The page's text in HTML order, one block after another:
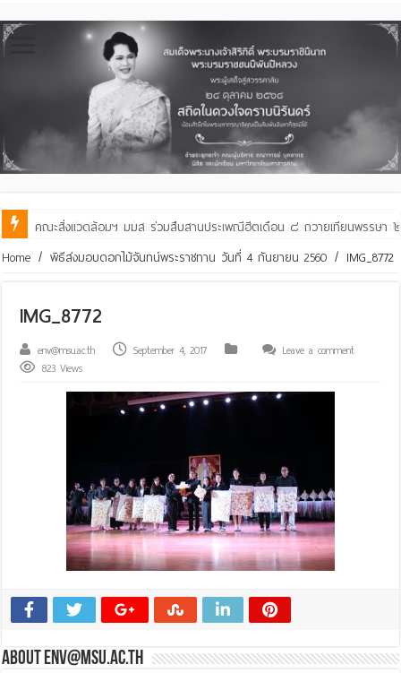
คณะสิ่งแวดล้อมฯ มมส ร่วมสืบสานประเพณีฮีตเดือน ๘ ถวายเทียนพรรษา ๒
Home / พิธีส่งมอบดอกไม้จันทน์พระราชทาน วันที่ 4 กันยายน 2560 / IMG_8772
IMG_8772
env@msu.ac.th September 4, 2017
Leave a comment
823 Views
About env@msu.ac.th